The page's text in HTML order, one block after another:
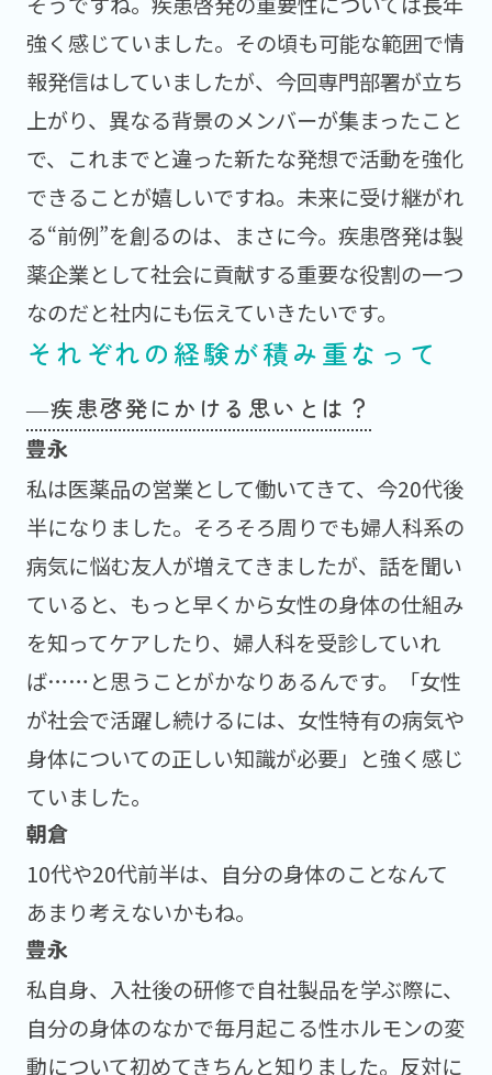
強く感じていました。その頃も可能な範囲で情
報発信はしていましたが、今回専門部署が立ち
上がり、異なる背景のメンバーが集まったこと
で、これまでと違った新たな発想で活動を強化
できることが嬉しいですね。未来に受け継がれ
る“前例”を創るのは、まさに今。疾患啓発は製
薬企業として社会に貢献する重要な役割の一つ
なのだと社内にも伝えていきたいです。
それぞれの経験が積み重なって
―疾患啓発にかける思いとは？
私は医薬品の営業として働いてきて、今20代後
半になりました。そろそろ周りでも婦人科系の
病気に悩む友人が増えてきましたが、話を聞い
ていると、もっと早くから女性の身体の仕組み
を知ってケアしたり、婦人科を受診していれ
ば……と思うことがかなりあるんです。「女性
が社会で活躍し続けるには、女性特有の病気や
身体についての正しい知識が必要」と強く感じ
ていました。
10代や20代前半は、自分の身体のことなんて
あまり考えないかもね。
私自身、入社後の研修で自社製品を学ぶ際に、
自分の身体のなかで毎月起こる性ホルモンの変
動について初めてきちんと知りました。反対に